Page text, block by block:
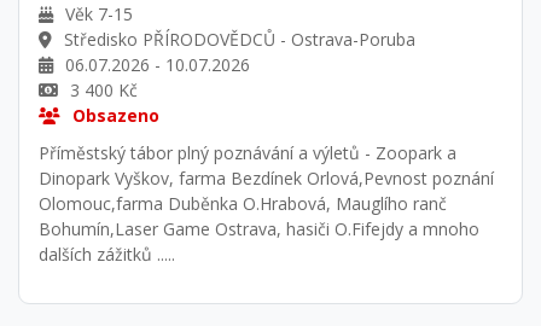
Věk 7-15
Středisko PŘÍRODOVĚDCŮ - Ostrava-Poruba
06.07.2026 - 10.07.2026
3 400 Kč
Obsazeno
Příměstský tábor plný poznávání a výletů - Zoopark a
Dinopark Vyškov, farma Bezdínek Orlová,Pevnost poznání
Olomouc,farma Duběnka O.Hrabová, Mauglího ranč
Bohumín,Laser Game Ostrava, hasiči O.Fifejdy a mnoho
dalších zážitků .....